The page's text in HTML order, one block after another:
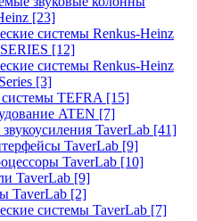
[23]
системы Renkus-Heinz
[12]
системы Renkus-Heinz
[3]
TEFRA [15]
ATEN [7]
TaverLab [41]
TaverLab [9]
TaverLab [10]
TaverLab [9]
TaverLab [2]
системы TaverLab [7]